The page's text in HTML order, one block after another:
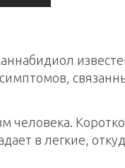
человека. Коротко
в легкие,